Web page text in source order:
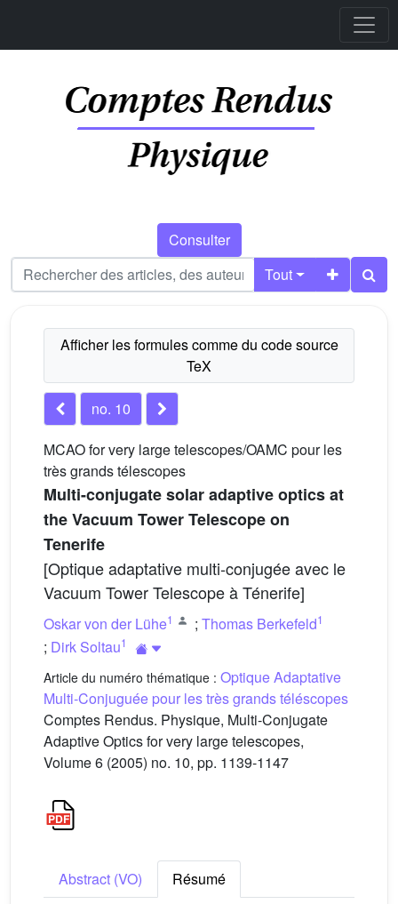
Consulter
Tout
no. 10
MCAO for very large telescopes/OAMC pour les
très grands télescopes
Multi-conjugate solar adaptive optics at
the Vacuum Tower Telescope on
Tenerife
[Optique adaptative multi-conjugée avec le
Vacuum Tower Telescope à Ténerife]
Oskar von der Lühe1 ; Thomas Berkefeld1
; Dirk Soltau1
Article du numéro thématique : Optique Adaptative
Multi-Conjuguée pour les très grands téléscopes
Comptes Rendus. Physique, Multi-Conjugate
Adaptive Optics for very large telescopes,
Volume 6 (2005) no. 10, pp. 1139-1147
Abstract (VO)
Résumé